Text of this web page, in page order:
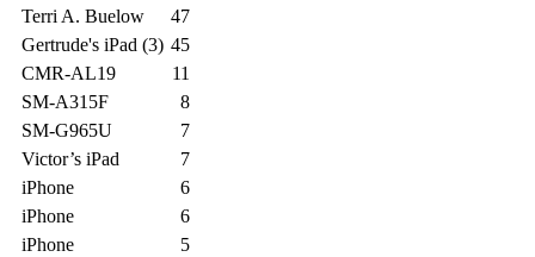
Terri A. Buelow
47
Gertrude's iPad (3) 45
CMR-AL19
11
SM-A315F
8
SM-G965U
7
Victor’s iPad
7
iPhone
6
iPhone
6
iPhone
5